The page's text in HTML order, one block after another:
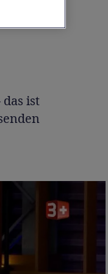
ist